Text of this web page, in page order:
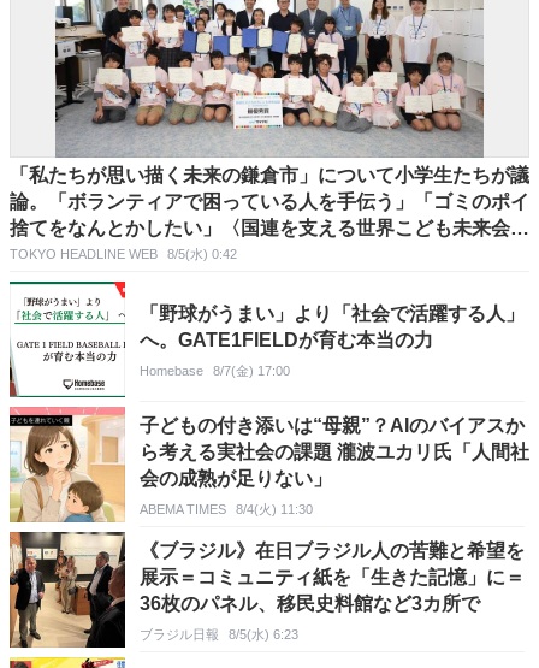
「私たちが思い描く未来の鎌倉市」について小学生たちが議
論。「ボランティアで困っている人を手伝う」「ゴミのポイ
捨てをなんとかしたい」〈国連を支える世界こども未来会
議〉
TOKYO HEADLINE WEB 8/5(水) 0:42
「野球がうまい」より「社会で活躍する人」
へ。GATE1FIELDが育む本当の力
Homebase 8/7(金) 17:00
子どもの付き添いは“母親”？AIのバイアスか
ら考える実社会の課題 瀧波ユカリ氏「人間社
会の成熟が足りない」
ABEMA TIMES 8/4(火) 11:30
《ブラジル》在日ブラジル人の苦難と希望を
展示＝コミュニティ紙を「生きた記憶」に＝
36枚のパネル、移民史料館など3カ所で
ブラジル日報 8/5(水) 6:23